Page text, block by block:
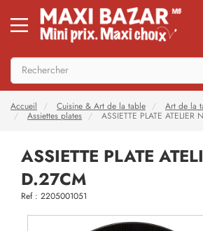
Accueil Cuisine & Art de la table Art de la
Assiettes plates
ASSIETTE PLATE ATELIER
ASSIETTE PLATE
D.27CM
Ref : 2205001051